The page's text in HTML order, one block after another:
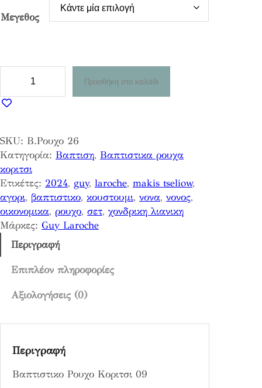
9
0
€
o
g
h
0
0
Μεγεθος
π
σ
τ
ι
κ
ο
Ρ
ο
χ
ι
Προσθήκη στο καλάθι
SKU: Β.Ρουχο 26
Κατηγορία: Βαπτιση, Βαπτιστικα ρουχα
κοριτσι
Ετικέτες: 2024, guy, laroche, makis tseliow
αγορι, βαπτιστικο, κουστουμι, νονα, νονος
οικονομικα, ρουχο, σετ, χονδρικη λιανικη
Μάρκες: Guy Laroche
Περιγραφή
Επιπλέον πληροφορίες
Αξιολογήσεις (0)
Περιγραφή
Βαπτιστικο Ρουχο Κοριτσι 09